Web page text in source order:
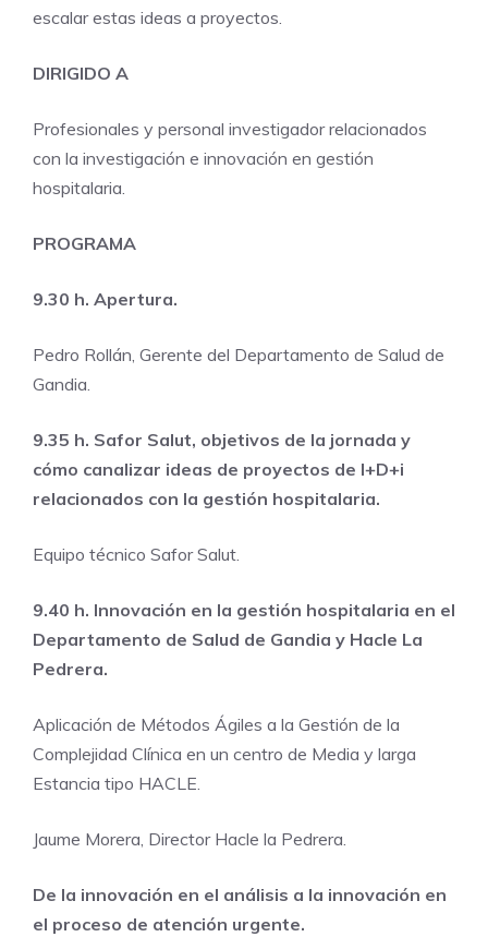
escalar estas ideas a proyectos.
DIRIGIDO A
Profesionales y personal investigador relacionados
con la investigación e innovación en gestión
hospitalaria.
PROGRAMA
9.30 h. Apertura.
Pedro Rollán, Gerente del Departamento de Salud de
Gandia.
9.35 h. Safor Salut, objetivos de la jornada y
cómo canalizar ideas de proyectos de I+D+i
relacionados con la gestión hospitalaria.
Equipo técnico Safor Salut.
9.40 h. Innovación en la gestión hospitalaria en el
Departamento de Salud de Gandia y Hacle La
Pedrera.
Aplicación de Métodos Ágiles a la Gestión de la
Complejidad Clínica en un centro de Media y larga
Estancia tipo HACLE.
Jaume Morera, Director Hacle la Pedrera.
De la innovación en el análisis a la innovación en
el proceso de atención urgente.